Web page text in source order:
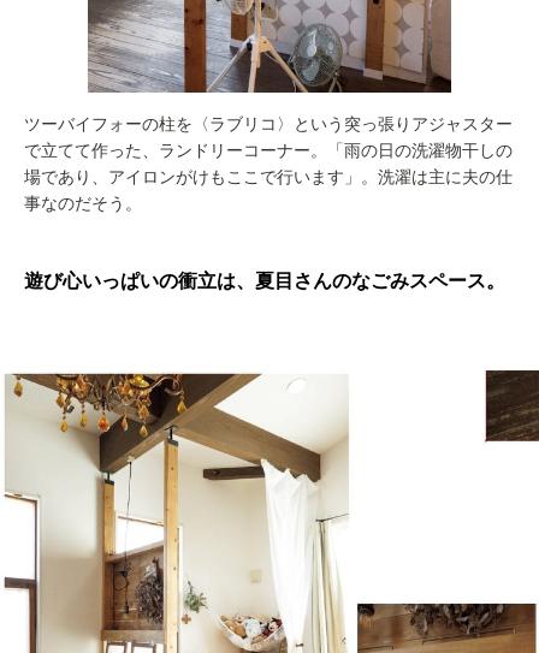
ツーバイフォーの柱を〈ラブリコ〉という突っ張りアジャスター
で立てて作った、ランドリーコーナー。「雨の日の洗濯物干しの
場であり、アイロンがけもここで行います」。洗濯は主に夫の仕
事なのだそう。
遊び心いっぱいの衝立は、夏目さんのなごみスペース。